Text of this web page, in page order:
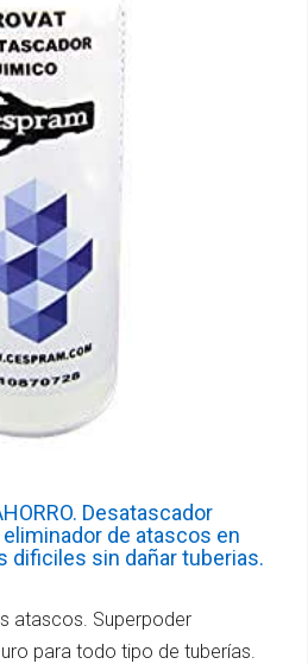
Desatascador
de atascos en
dificiles sin dañar tuberias.
atascos. Superpoder
para todo tipo de tuberías.